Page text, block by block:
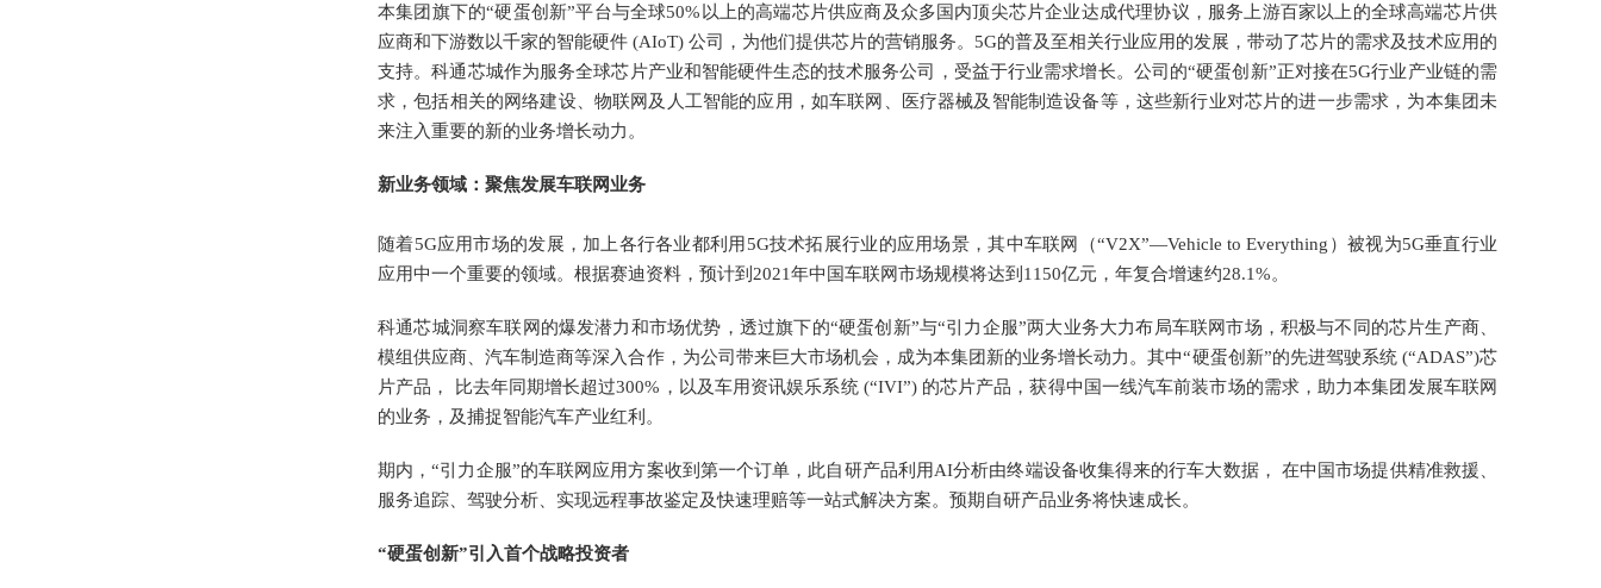
本集团旗下的“硬蛋创新”平台与全球50%以上的高端芯片供应商及众多国内顶尖芯片企业达成代理协议，服务上游百家以上的全球高端芯片供
应商和下游数以千家的智能硬件 (AIoT) 公司，为他们提供芯片的营销服务。5G的普及至相关行业应用的发展，带动了芯片的需求及技术应用的
支持。科通芯城作为服务全球芯片产业和智能硬件生态的技术服务公司，受益于行业需求增长。公司的“硬蛋创新”正对接在5G行业产业链的需
求，包括相关的网络建设、物联网及人工智能的应用，如车联网、医疗器械及智能制造设备等，这些新行业对芯片的进一步需求，为本集团未
来注入重要的新的业务增长动力。
新业务领域：聚焦发展车联网业务
随着5G应用市场的发展，加上各行各业都利用5G技术拓展行业的应用场景，其中车联网（“V2X”—Vehicle to Everything）被视为5G垂直行业
应用中一个重要的领域。根据赛迪资料，预计到2021年中国车联网市场规模将达到1150亿元，年复合增速约28.1%。
科通芯城洞察车联网的爆发潜力和市场优势，透过旗下的“硬蛋创新”与“引力企服”两大业务大力布局车联网市场，积极与不同的芯片生产商、
模组供应商、汽车制造商等深入合作，为公司带来巨大市场机会，成为本集团新的业务增长动力。其中“硬蛋创新”的先进驾驶系统 (“ADAS”)芯
片产品， 比去年同期增长超过300%，以及车用资讯娱乐系统 (“IVI”) 的芯片产品，获得中国一线汽车前装市场的需求，助力本集团发展车联网
的业务，及捕捉智能汽车产业红利。
期内，“引力企服”的车联网应用方案收到第一个订单，此自研产品利用AI分析由终端设备收集得来的行车大数据， 在中国市场提供精准救援、
服务追踪、驾驶分析、实现远程事故鉴定及快速理赔等一站式解决方案。预期自研产品业务将快速成长。
“硬蛋创新”引入首个战略投资者